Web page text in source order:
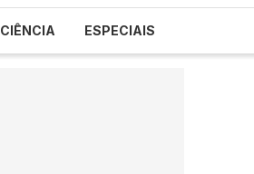
CIÊNCIA ESPECIAIS